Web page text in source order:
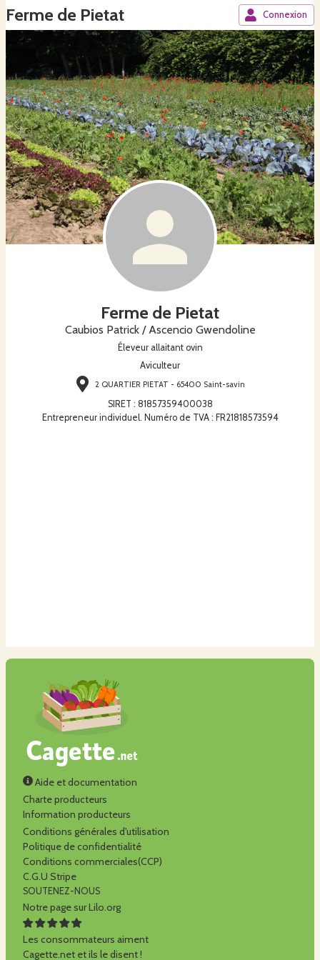
Ferme de Pietat Connexion
Ferme de Pietat
Caubios Patrick / Ascencio Gwendoline
Éleveur allaitant ovin
Aviculteur
2 QUARTIER PIETAT - 65400 Saint-savin
SIRET : 81857359400038
Entrepreneur individuel. Numéro de TVA : FR21818573594
Aide et documentation
Charte producteurs
Information producteurs
Conditions générales d'utilisation
Politique de confidentialité
Conditions commerciales(CCP)
C.G.U Stripe
SOUTENEZ-NOUS
Notre page sur Lilo.org
Les consommateurs aiment
Cagette.net et ils le disent !